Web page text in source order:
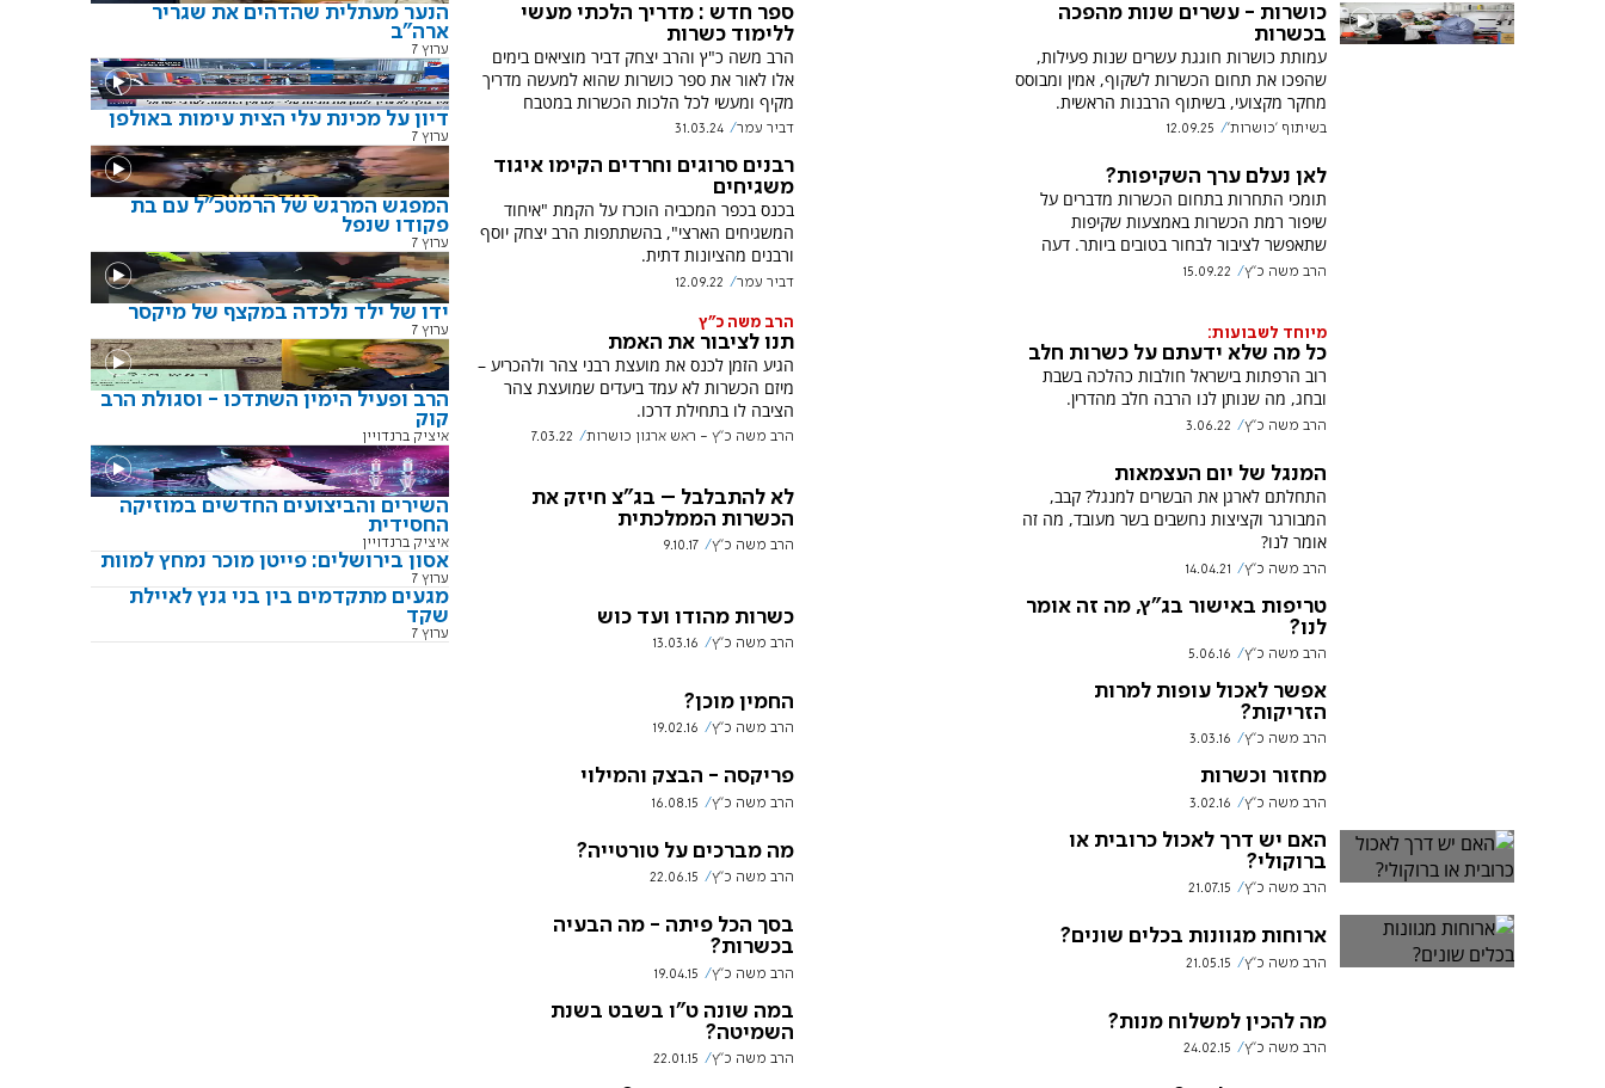
כושרות - עשרים שנות מהפכה
בכשרות
עמותת כושרות חוגגת עשרים שנות פעילות,
שהפכו את תחום הכשרות לשקוף, אמין ומבוסס
מחקר מקצועי, בשיתוף הרבנות הראשית.
בשיתוף 'כושרות' 12.09.25
ספר חדש : מדריך הלכתי מעשי
ללימוד כשרות
הרב משה כ"ץ והרב יצחק דביר מוציאים בימים
אלו לאור את ספר כושרות שהוא למעשה מדריך
מקיף ומעשי לכל הלכות הכשרות במטבח
דביר עמר 31.03.24
לאן נעלם ערך השקיפות?
תומכי התחרות בתחום הכשרות מדברים על
שיפור רמת הכשרות באמצעות שקיפות
שתאפשר לציבור לבחור בטובים ביותר. דעה
הרב משה כ"ץ 15.09.22
רבנים סרוגים וחרדים הקימו איגוד
משגיחים
בכנס בכפר המכביה הוכרז על הקמת "איחוד
המשגיחים הארצי", בהשתתפות הרב יצחק יוסף
ורבנים מהציונות דתית.
דביר עמר 12.09.22
מיוחד לשבועות:
כל מה שלא ידעתם על כשרות חלב
רוב הרפתות בישראל חולבות כהלכה בשבת
ובחג, מה שנותן לנו הרבה חלב מהדרין.
הרב משה כ"ץ 3.06.22
הרב משה כ"ץ
תנו לציבור את האמת
הגיע הזמן לכנס את מועצת רבני צהר ולהכריע –
מיזם הכשרות לא עמד ביעדים שמועצת צהר
הציבה לו בתחילת דרכו.
הרב משה כ"ץ - ראש ארגון כושרות 7.03.22
המנגל של יום העצמאות
התחלתם לארגן את הבשרים למנגל? קבב,
המבורגר וקציצות נחשבים בשר מעובד, מה זה
אומר לנו?
הרב משה כ"ץ 14.04.21
לא להתבלבל – בג"צ חיזק את
הכשרות הממלכתית
הרב משה כ"ץ 9.10.17
טריפות באישור בג"ץ, מה זה אומר
לנו?
הרב משה כ"ץ 5.06.16
כשרות מהודו ועד כוש
הרב משה כ"ץ 13.03.16
אפשר לאכול עופות למרות
הזריקות?
הרב משה כ"ץ 3.03.16
החמין מוכן?
הרב משה כ"ץ 19.02.16
מחזור וכשרות
הרב משה כ"ץ 3.02.16
פריקסה - הבצק והמילוי
הרב משה כ"ץ 16.08.15
האם יש דרך לאכול כרובית או
ברוקולי?
הרב משה כ"ץ 21.07.15
מה מברכים על טורטייה?
הרב משה כ"ץ 22.06.15
ארוחות מגוונות בכלים שונים?
הרב משה כ"ץ 21.05.15
בסך הכל פיתה - מה הבעיה
בכשרות?
הרב משה כ"ץ 19.04.15
מה להכין למשלוח מנות?
הרב משה כ"ץ 24.02.15
במה שונה ט"ו בשבט בשנת
השמיטה?
הרב משה כ"ץ 22.01.15
הנער מעתלית שהדהים את שגריר
ארה"ב
ערוץ 7
דיון על מכינת עלי הצית עימות באולפן
ערוץ 7
המפגש המרגש של הרמטכ"ל עם בת
פקודו שנפל
ערוץ 7
ידו של ילד נלכדה במקצף של מיקסר
ערוץ 7
הרב ופעיל הימין השתדכו - וסגולת הרב
קוק
איציק ברנדויין
השירים והביצועים החדשים במוזיקה
החסידית
איציק ברנדויין
אסון בירושלים: פייטן מוכר נמחץ למוות
ערוץ 7
מגעים מתקדמים בין בני גנץ לאיילת
שקד
ערוץ 7